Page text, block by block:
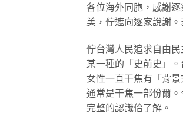
各位海外同胞，感謝
美，佇遮向逐家說謝。
佇台灣人民追求自由
某一種的「史前史」
女性一直干焦有「背
通常是干焦一部份爾
完整的認識佮了解。